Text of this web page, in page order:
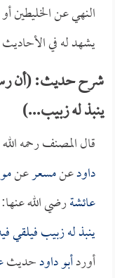
النهي عن الخليطين
يشهد له في الأحاديث
شرح حديث: (أن
ينبذ له زبيب...)
قال المصنف رحمه
داودعنمسعرعن
عائشةرضي الله
ينبذ له زبيب فيلقي
أوردأبو داودحديث